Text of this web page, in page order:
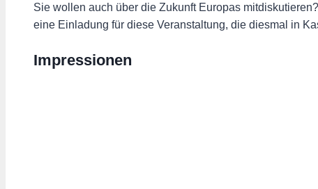
Sie wollen auch über die Zukunft Europas
eine Einladung für diese Veranstaltung, die diesmal in
Impressionen